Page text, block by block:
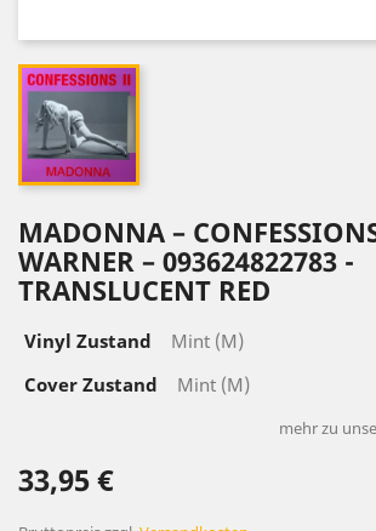
MADONNA –
WARNER – 093624822783 -
TRANSLUCENT RED
Vinyl Zustand
Mint (M)
Cover Zustand
Mint (M)
mehr zu
33,95 €